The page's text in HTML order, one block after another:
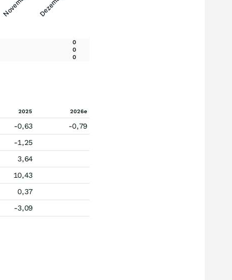
0
0
0
2025 2026e
-0,63
-0,79
-1,25
3,64
10,43
0,37
-3,09